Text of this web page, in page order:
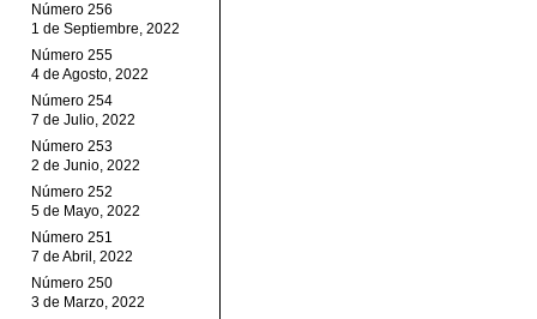
Número 256
1 de Septiembre, 2022
Número 255
4 de Agosto, 2022
Número 254
7 de Julio, 2022
Número 253
2 de Junio, 2022
Número 252
5 de Mayo, 2022
Número 251
7 de Abril, 2022
Número 250
3 de Marzo, 2022